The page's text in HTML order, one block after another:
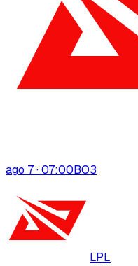
ago 7 · 07:00BO3
LPL